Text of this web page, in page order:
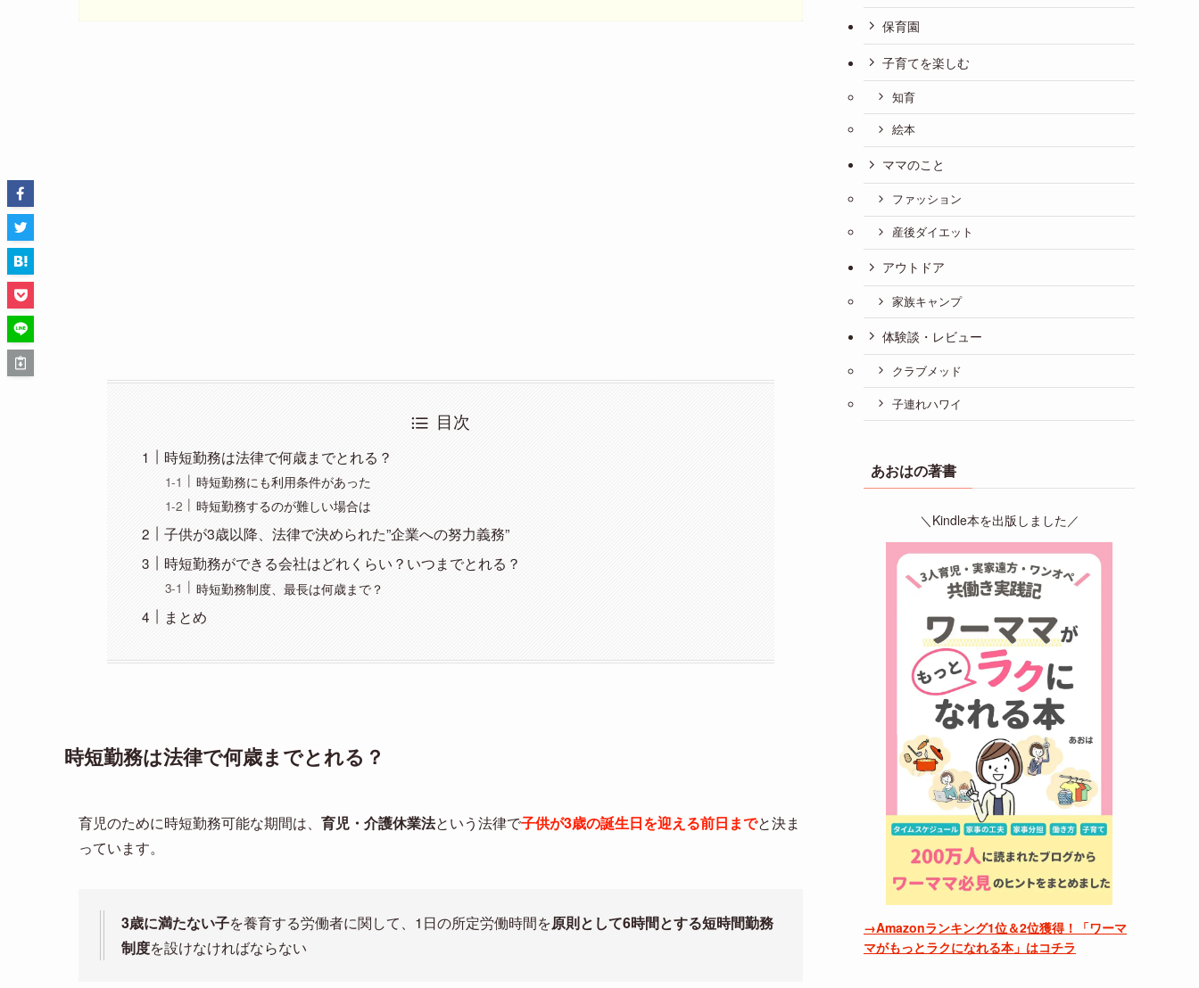
目次
時短勤務は法律で何歳までとれる？
時短勤務にも利用条件があった
時短勤務するのが難しい場合は
子供が3歳以降、法律で決められた”企業への努力義務”
時短勤務ができる会社はどれくらい？いつまでとれる？
時短勤務制度、最長は何歳まで？
まとめ
時短勤務は法律で何歳までとれる？
育児のために時短勤務可能な期間は、 育児・介護休業法という法律で子供が3歳の誕生日を迎える前日までと決ま
っています。
3歳に満たない子を養育する労働者に関して、1日の所定労働時間を原則として6時間とする短時間勤務
制度を設けなければならない
保育園
子育てを楽しむ
知育
絵本
ママのこと
ファッション
産後ダイエット
アウトドア
家族キャンプ
体験談・レビュー
クラブメッド
子連れハワイ
あおはの著書
＼Kindle本を出版しました／
→Amazonランキング1位＆2位獲得！「ワーマ
マがもっとラクになれる本」はコチラ